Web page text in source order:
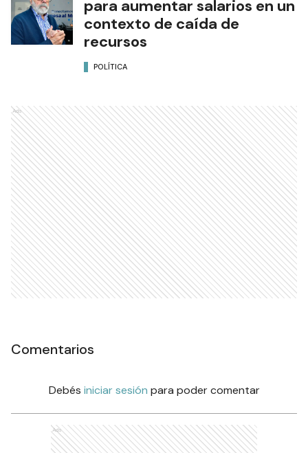
para aumentar salarios en un
contexto de caída de
recursos
POLÍTICA
Ads
Comentarios
Debés iniciar sesión para poder comentar
Ads